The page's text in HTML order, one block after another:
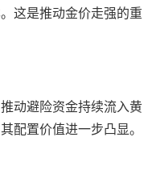
这是推动金价走强的重
动避险资金持续流入黄
配置价值进一步凸显。